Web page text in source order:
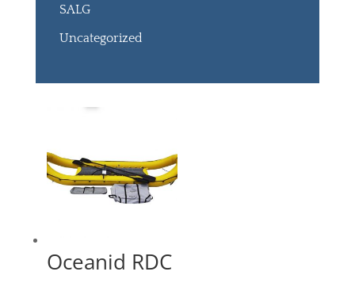
SALG
Uncategorized
Oceanid RDC